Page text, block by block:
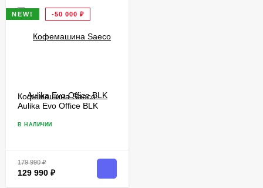
NEW! -50 000 ₽
Кофемашина Saeco
Aulika Evo Office BLK
В НАЛИЧИИ
179 990₽
129 990 ₽